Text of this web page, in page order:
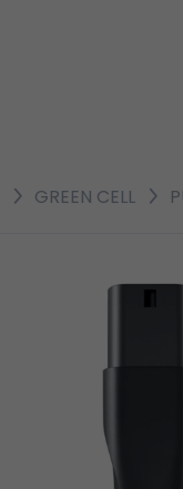
GREEN CELL